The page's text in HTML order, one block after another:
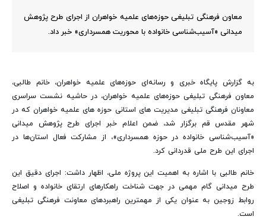
معاون فرهنگی تبلیغی حوزه‌های علمیه خواهران از اجرای طرح پژوهش
میدانی «آسیب‌شناسی خانواده با محوریت همسرداری» خبر داد.
به گزارش پایگاه خبری و رسانه‌ای حوزه‌های علمیه خواهران، خانم طالبی،
معاون فرهنگی تبلیغی حوزه‌های علمیه خواهران، در حاشیه نشست سراسری
معاونان فرهنگی تبلیغی مدیریت های استانی حوزه های علمیه خواهران که در
شهر مقدس قم برگزار شد، ضمن اعلام خبر اجرای طرح پژوهش میدانی
«آسیب‌شناسی خانواده در حوزه همسرداری»، از مشارکت فعال استان‌ها در
اجرای این طرح ملی قدردانی کرد.
خانم طالبی با اشاره به اهمیت این پروژه ملی، اظهار داشت: اجرای دقیق این
طرح میدانی گام مهمی در جهت شناخت راهکارهای ارتقای خانواده و اصلاح
روابط زوجین به عنوان یکی از مهمترین راهبردهای معاونت فرهنگی تبلیغی
است.